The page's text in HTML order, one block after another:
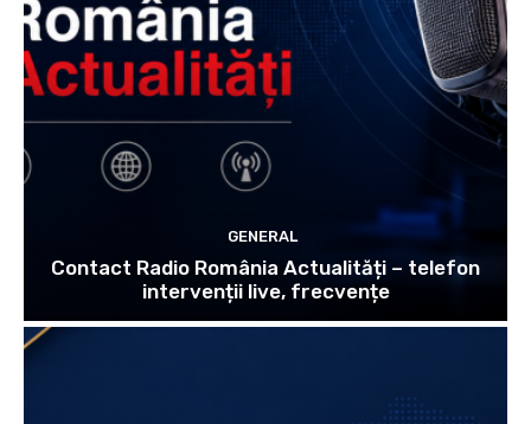
GENERAL
Contact Radio România Actualități – telefon
intervenții live, frecvențe